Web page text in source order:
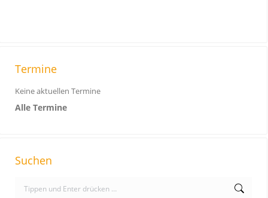
Termine
Keine aktuellen Termine
Alle Termine
Suchen